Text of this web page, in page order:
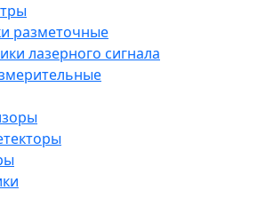
разметочные
лазерного сигнала